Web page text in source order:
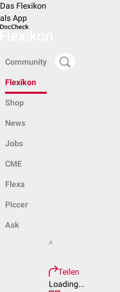
Das Flexikon
als App
Community
Flexikon
Shop
News
Jobs
CME
Flexa
Piccer
Ask
A
Teilen
Loading...